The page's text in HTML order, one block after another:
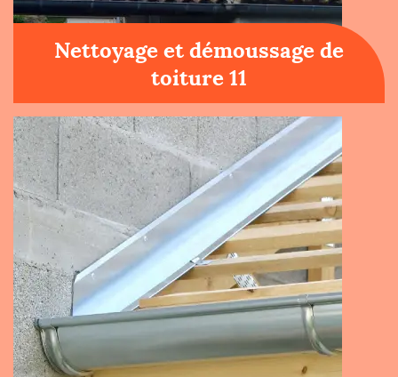
Nettoyage et démoussage de
toiture 11